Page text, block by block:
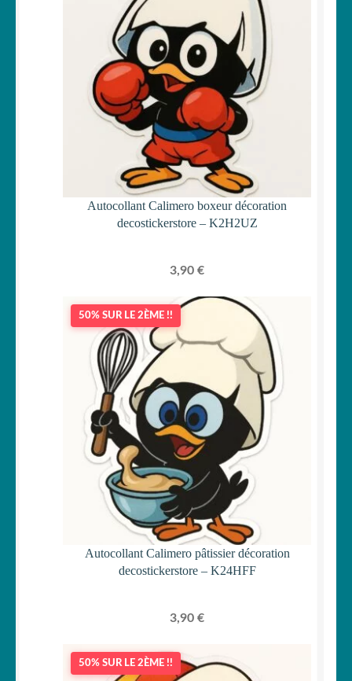
Autocollant Calimero boxeur décoration
decostickerstore – K2H2UZ
3,90 €
50% SUR LE 2ÈME !!
Autocollant Calimero pâtissier décoration
decostickerstore – K24HFF
3,90 €
50% SUR LE 2ÈME !!